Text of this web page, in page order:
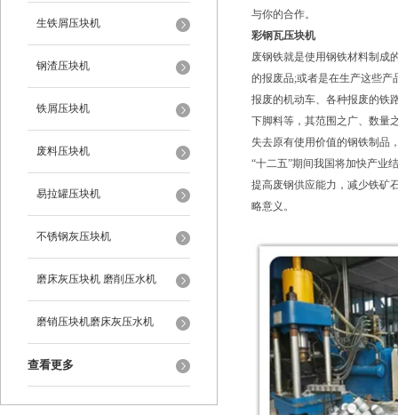
生铁屑压块机
钢渣压块机
铁屑压块机
废料压块机
易拉罐压块机
不锈钢灰压块机
磨床灰压块机 磨削压水机
磨销压块机磨床灰压水机
查看更多
与你的合作。
彩钢瓦压块机
废钢铁就是使用钢铁材料制成
的报废品;或者是在生产这些产
报废的机动车、各种报废的铁
下脚料等，其范围之广、数量
失去原有使用价值的钢铁制品
“十二五”期间我国将加快产业
提高废钢供应能力，减少铁矿
略意义。